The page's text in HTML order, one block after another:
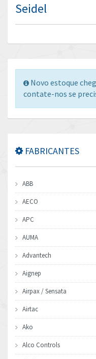
Seidel
Novo estoque
contate-nos se
FABRICANTES
ABB
AECO
APC
AUMA
Advantech
Aignep
Airpax / Sensata
Airtac
Ako
Alco Controls